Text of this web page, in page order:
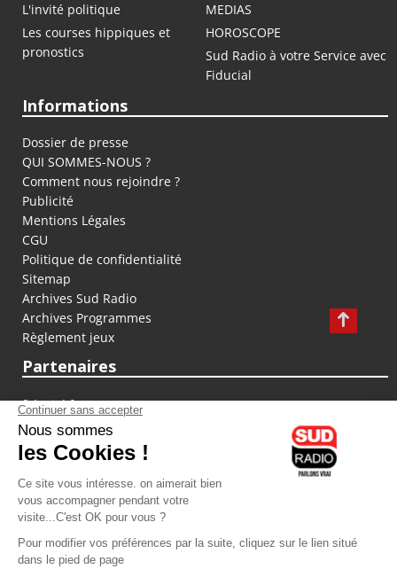
L'invité politique
MEDIAS
Les courses hippiques et
pronostics
HOROSCOPE
Sud Radio à votre Service avec
Fiducial
Informations
Dossier de presse
QUI SOMMES-NOUS ?
Comment nous rejoindre ?
Publicité
Mentions Légales
CGU
Politique de confidentialité
Sitemap
Archives Sud Radio
Archives Programmes
Règlement jeux
Partenaires
fiducial.fr
lyoncapitale.fr
olympique-et-lyonnais.com
L'application Iphone / Android
Téléchargez l'application